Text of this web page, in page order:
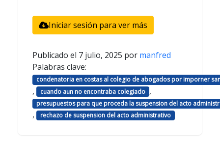
Iniciar sesión para ver más
Publicado el 7 julio, 2025 por manfred
Palabras clave:
condenatoria en costas al colegio de abogados por imporner
, cuando aun no encontraba colegiado ,
presupuestos para que proceda la suspension del acto
, rechazo de suspension del acto administrativo